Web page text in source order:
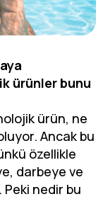
ürünler bunu
ürün, ne
Ancak bu
özellikle
darbeye ve
Peki nedir bu